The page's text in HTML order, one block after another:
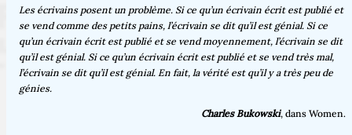
Les écrivains posent un problème. Si ce qu’un écrivain écrit est publié et
se vend comme des petits pains, l’écrivain se dit qu’il est génial. Si ce
qu’un écrivain écrit est publié et se vend moyennement, l’écrivain se dit
qu’il est génial. Si ce qu’un écrivain écrit est publié et se vend très mal,
l’écrivain se dit qu’il est génial. En fait, la vérité est qu’il y a très peu de
génies.
Charles Bukowski, dans Women.